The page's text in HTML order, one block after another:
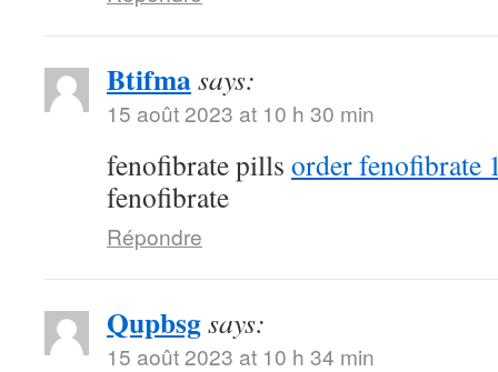
Btifmasays:
15 août 2023 at 10 h 30 min
fenofibrate pills order fenofibrate
fenofibrate
Répondre
Qupbsgsays:
15 août 2023 at 10 h 34 min